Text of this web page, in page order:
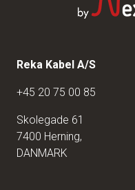
Reka Kabel A/S
+45 20 75 00 85
Skolegade 61
7400 Herning,
DANMARK